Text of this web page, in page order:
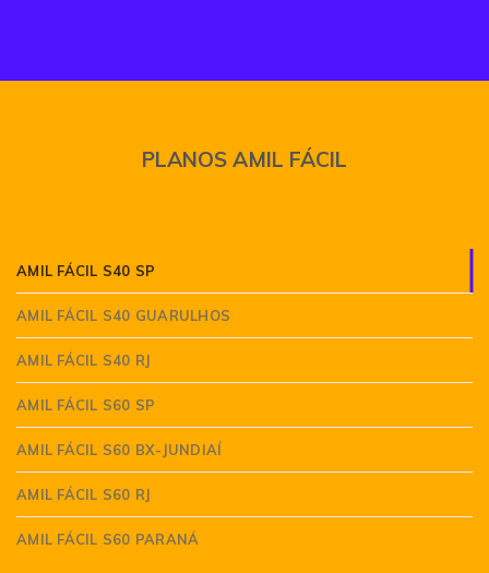
PLANOS AMIL FÁCIL
AMIL FÁCIL S40 SP
AMIL FÁCIL S40 GUARULHOS
AMIL FÁCIL S40 RJ
AMIL FÁCIL S60 SP
AMIL FÁCIL S60 BX-JUNDIAÍ
AMIL FÁCIL S60 RJ
AMIL FÁCIL S60 PARANÁ